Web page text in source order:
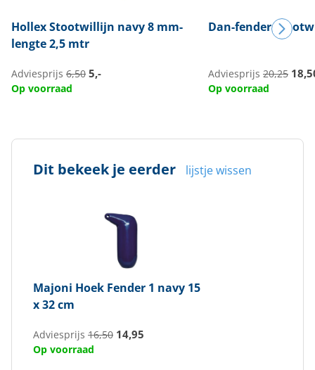
HollexStootwillijn navy 8 mm-
lengte 2,5 mtr
Adviesprijs 6,50 5,-
Op voorraad
Dan-fender
Adviesprijs 20,25
Op voorraad
Dit bekeek je eerder lijstje wissen
Majoni Hoek Fender 1 navy 15
x 32 cm
Adviesprijs 16,50 14,95
Op voorraad